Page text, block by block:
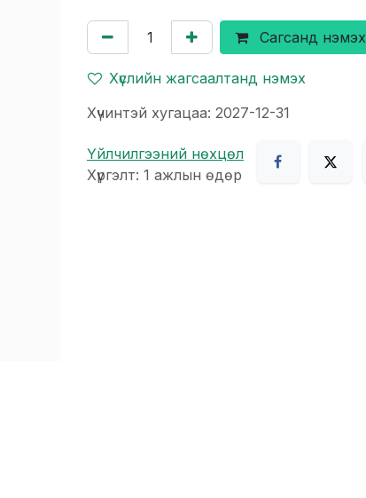
Сагсанд нэмэх
Хүслийн жагсаалтанд нэмэх
Хүчинтэй хугацаа: 2027-12-31
Үйлчилгээний нөхцөл
Хүргэлт: 1 ажлын өдөр